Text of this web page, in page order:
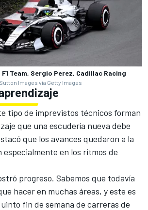
Team, Sergio Perez, Cadillac Racing
Images via Getty Images
tipo de imprevistos técnicos forman
que una escudería nueva debe
que los avances quedaron a la
especialmente en los ritmos de
progreso. Sabemos que todavía
hacer en muchas áreas, y este es
fin de semana de carreras de